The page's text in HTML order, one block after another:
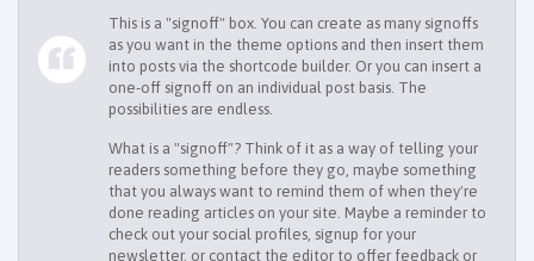
This is a "signoff" box. You can create as many signoffs
as you want in the theme options and then insert them
into posts via the shortcode builder. Or you can insert a
one-off signoff on an individual post basis. The
possibilities are endless.
What is a "signoff"? Think of it as a way of telling your
readers something before they go, maybe something
that you always want to remind them of when they're
done reading articles on your site. Maybe a reminder to
check out your social profiles, signup for your
newsletter, or contact the editor to offer feedback or